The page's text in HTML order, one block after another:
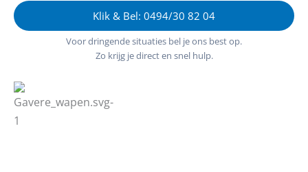
Klik & Bel: 0494/30 82 04
Voor dringende situaties bel je ons best op.
Zo krijg je direct en snel hulp.